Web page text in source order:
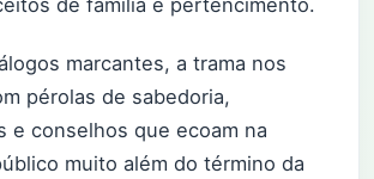
de família e pertencimento.
marcantes, a trama nos
pérolas de sabedoria,
e conselhos que ecoam na
muito além do término da